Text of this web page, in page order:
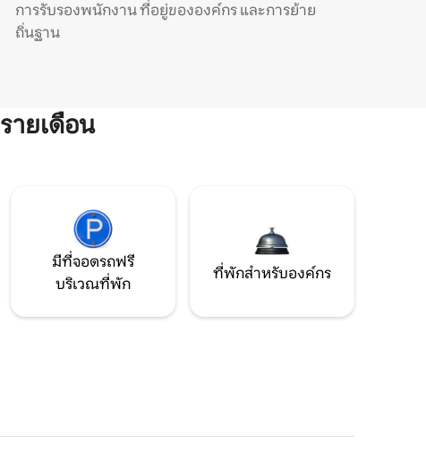
การรับรองพนักงาน ที่อยู่ขององค์กร และการย้าย
ถิ่นฐาน
ายเดือน
มีที่จอดรถฟรี
บริเวณที่พัก
ที่พักสำหรับองค์กร